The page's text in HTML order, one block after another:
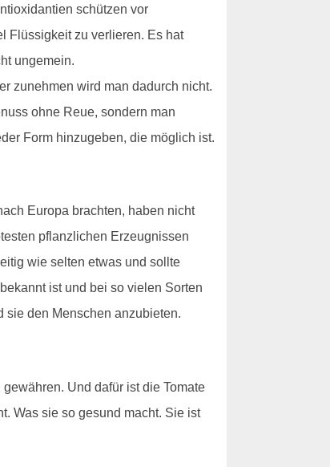
schützen vor
Flüssigkeit zu verlieren. Es hat
ungemein.
zunehmen wird man dadurch nicht.
ohne Reue, sondern man
Form hinzugeben, die möglich ist.
Europa brachten, haben nicht
pflanzlichen Erzeugnissen
wie selten etwas und sollte
ist und bei so vielen Sorten
sie den Menschen anzubieten.
Und dafür ist die Tomate
Was sie so gesund macht. Sie ist